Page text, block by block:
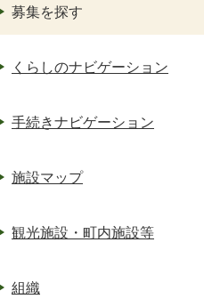
募集を探す
くらしのナビゲーション
手続きナビゲーション
施設マップ
観光施設・町内施設等
組織